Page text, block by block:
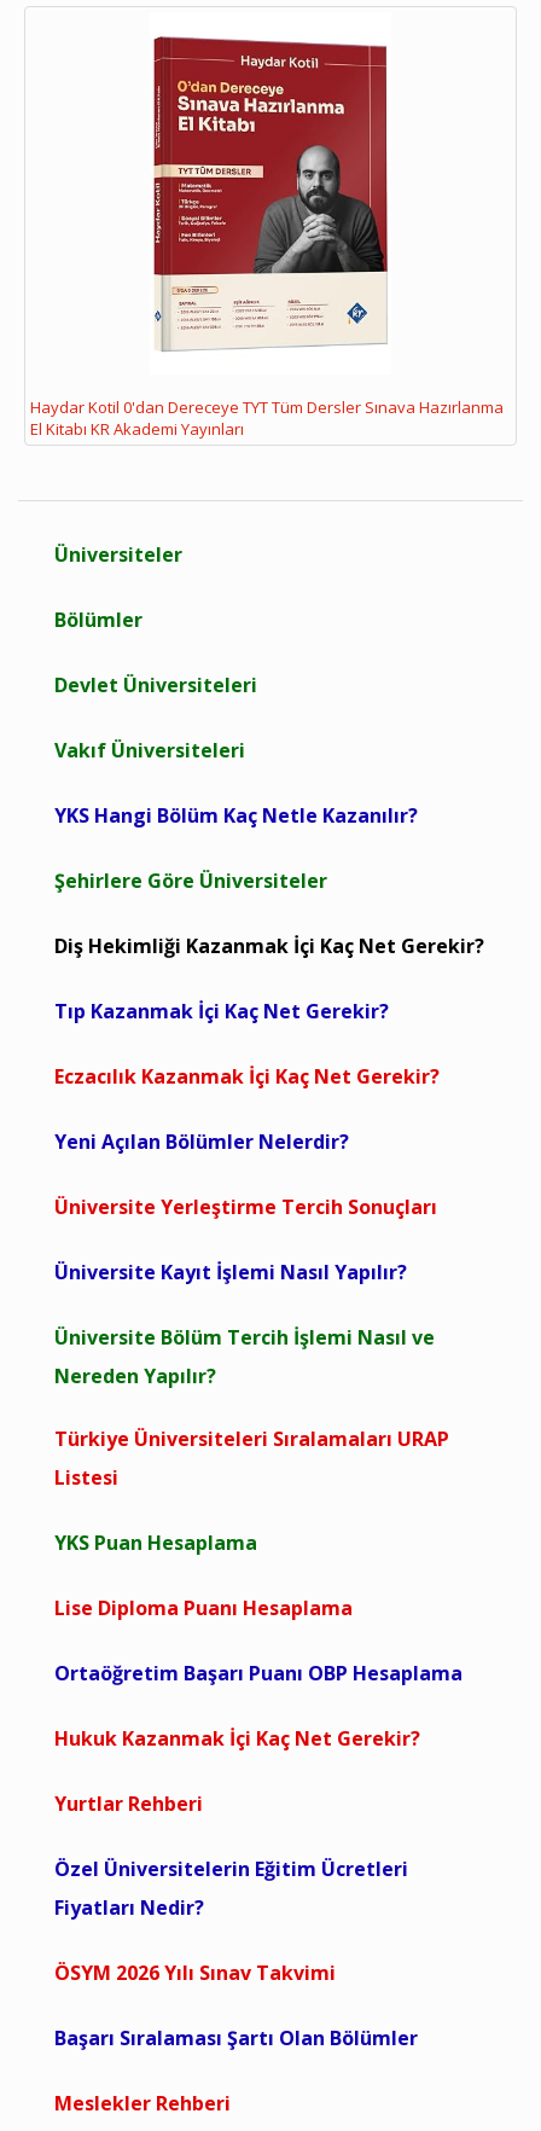
Haydar Kotil 0'dan Dereceye TYT Tüm Dersler Sınava Hazırlanma
El Kitabı KR Akademi Yayınları
Üniversiteler
Bölümler
Devlet Üniversiteleri
Vakıf Üniversiteleri
YKS Hangi Bölüm Kaç Netle Kazanılır?
Şehirlere Göre Üniversiteler
Diş Hekimliği Kazanmak İçi Kaç Net Gerekir?
Tıp Kazanmak İçi Kaç Net Gerekir?
Eczacılık Kazanmak İçi Kaç Net Gerekir?
Yeni Açılan Bölümler Nelerdir?
Üniversite Yerleştirme Tercih Sonuçları
Üniversite Kayıt İşlemi Nasıl Yapılır?
Üniversite Bölüm Tercih İşlemi Nasıl ve
Nereden Yapılır?
Türkiye Üniversiteleri Sıralamaları URAP
Listesi
YKS Puan Hesaplama
Lise Diploma Puanı Hesaplama
Ortaöğretim Başarı Puanı OBP Hesaplama
Hukuk Kazanmak İçi Kaç Net Gerekir?
Yurtlar Rehberi
Özel Üniversitelerin Eğitim Ücretleri
Fiyatları Nedir?
ÖSYM 2026 Yılı Sınav Takvimi
Başarı Sıralaması Şartı Olan Bölümler
Meslekler Rehberi